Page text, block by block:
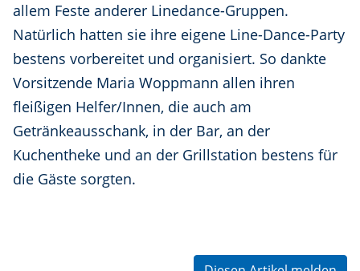
allem Feste anderer Linedance-Gruppen.
Natürlich hatten sie ihre eigene Line-Dance-Party
bestens vorbereitet und organisiert. So dankte
Vorsitzende Maria Woppmann allen ihren
fleißigen Helfer/Innen, die auch am
Getränkeausschank, in der Bar, an der
Kuchentheke und an der Grillstation bestens für
die Gäste sorgten.